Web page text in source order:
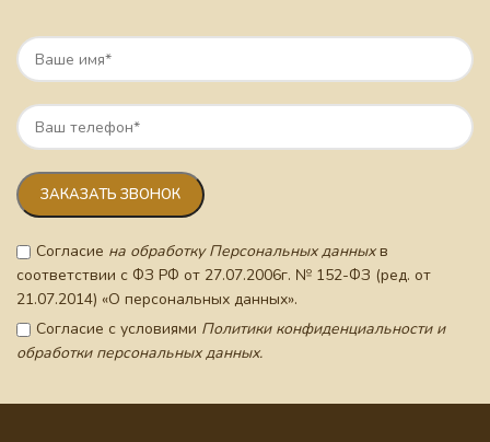
Согласие на обработку Персональных данныхв
соответствии с ФЗ РФ от 27.07.2006г. № 152-ФЗ (ред. от
21.07.2014) «О персональных данных».
Согласие с условиями Политики конфиденциальности и
обработки персональных данных.